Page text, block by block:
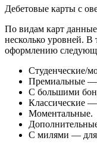
Дебетовые карты с
По видам карт данные
несколько уровней.
оформлению
Студенческие/
Премиальные —
С большими
Классические —
Моментальные.
С милями — для